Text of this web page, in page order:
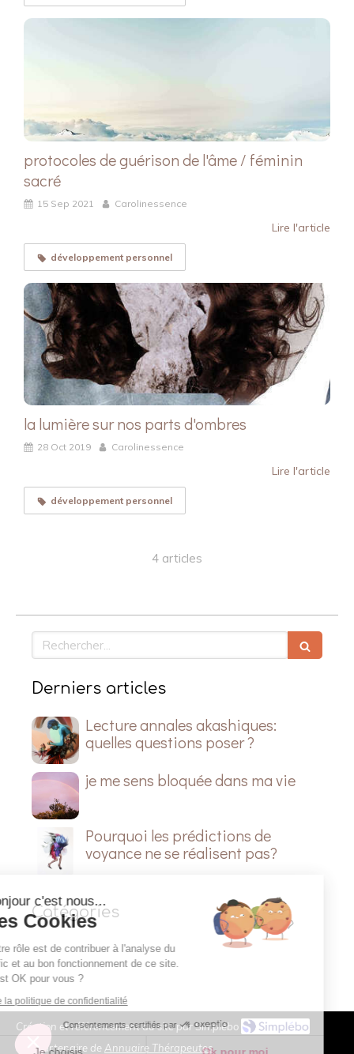
protocoles de guérison de l'âme / féminin
sacré
15 Sep 2021 Carolinessence
Lire l'article
développement personnel
la lumière sur nos parts d'ombres
28 Oct 2019 Carolinessence
Lire l'article
développement personnel
4 articles
Rechercher
Derniers articles
Lecture annales akashiques:
quelles questions poser ?
je me sens bloquée dans ma vie
Pourquoi les prédictions de
voyance ne se réalisent pas?
Catégories
Création et référencement du site par Simplébo
Site partenaire de Annuaire Thérapeutes
Continuer sans accepter
Bonjour c'est nous...
Les Cookies
Notre rôle est de contribuer à l'analyse du
trafic et au bon fonctionnement de ce site.
C'est OK pour vous ?
Lire la politique de confidentialité
Consentements certifiés par